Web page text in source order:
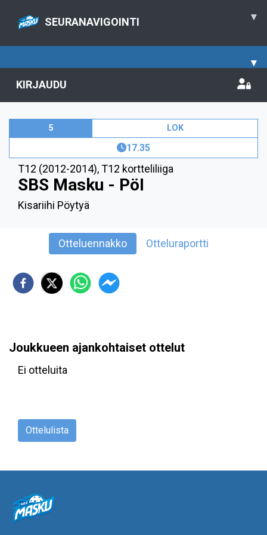
SEURANAVIGOINTI ▾
▾
KIRJAUDU
5 LOK
17.35
T12 (2012-2014),T12 kortteliliiga
SBS Masku - PöI
Kisariihi Pöytyä
Otteluennakko Otteluraportti
Joukkueen ajankohtaiset ottelut
Ei otteluita
Ottelulista